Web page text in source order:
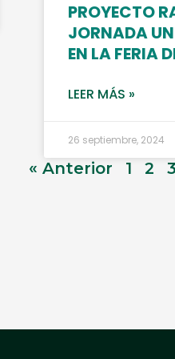
PROYECTO
JORNADA
EN LA FERIA
LEER MÁS »
26 septiembre, 2024
« Anterior 1 2 3